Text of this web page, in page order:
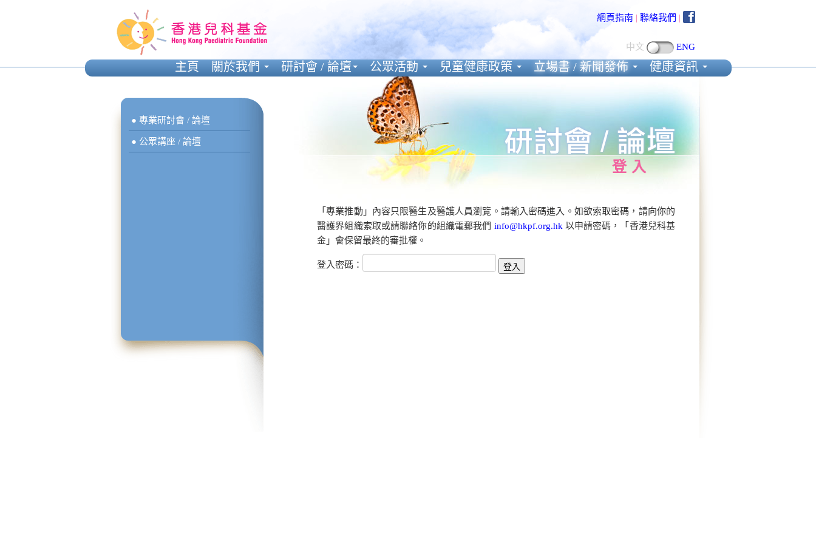
網頁指南 | 聯絡我們 |
中文 ENG
● 專業研討會 / 論壇
● 公眾講座 / 論壇
登入
「專業推動」內容只限醫生及醫護人員瀏覽。請輸入密碼進入。如欲索取密碼，請向你的
醫護界組織索取或請聯絡你的組織電郵我們 info@hkpf.org.hk 以申請密碼，「香港兒科基
金」會保留最終的審批權。
登入密碼：
主頁 關於我們 研討會 / 論壇 公眾活動 兒童健康政策 立場書 / 新聞發佈 健康資訊